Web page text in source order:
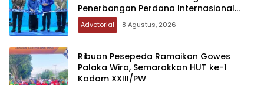
Penerbangan Perdana Internasional
Palu-Guangzhou
Advetorial 8 Agustus, 2026
Ribuan Pesepeda Ramaikan Gowes
Palaka Wira, Semarakkan HUT ke-1
Kodam XXIII/PW